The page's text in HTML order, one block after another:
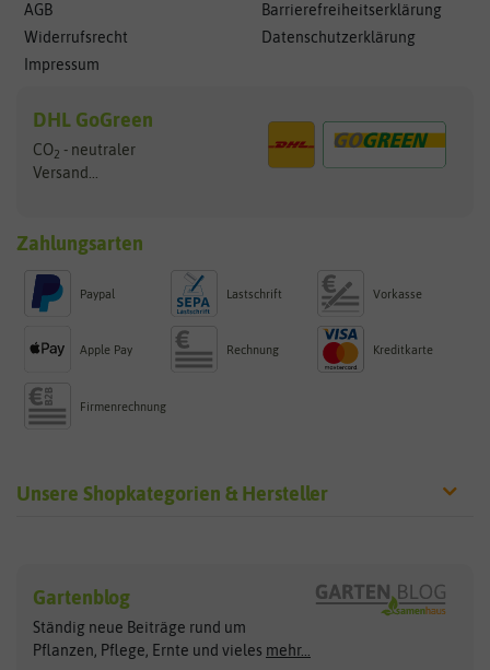
AGB
Widerrufsrecht
Impressum
Barrierefreiheitserklärung
Datenschutzerklärung
DHL GoGreen
CO2 - neutraler
Versand...
Zahlungsarten
Paypal Lastschrift Vorkasse
Apple Pay Rechnung Kreditkarte
Firmenrechnung
Unsere Shopkategorien & Hersteller
Exotische Samen
Gemüsesamen
Gründünger
Arche Noah
ASB Greenworld
Clever Pots
COMPO
Gartenblog
Ständig neue Beiträge rund um
Pflanzen, Pflege, Ernte und vieles mehr...